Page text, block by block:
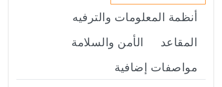
أنظمة المعلومات والترفيه
المقاعد
الأمن والسلامة
مواصفات إضافية